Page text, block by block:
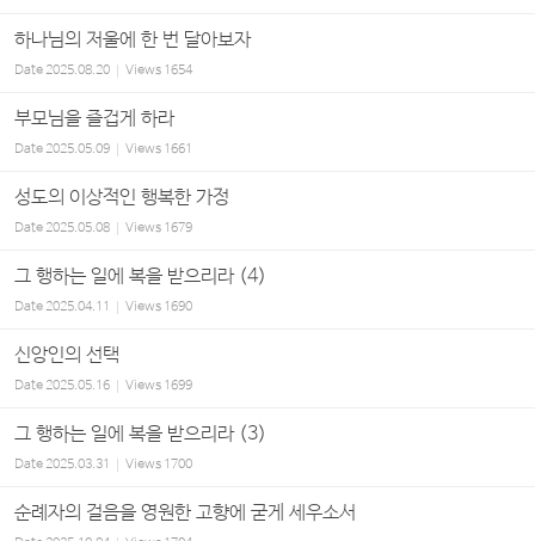
하나님의 저울에 한 번 달아보자
Date2025.08.20 Views 1654
부모님을 즐겁게 하라
Date2025.05.09 Views 1661
성도의 이상적인 행복한 가정
Date2025.05.08 Views 1679
그 행하는 일에 복을 받으리라 (4)
Date2025.04.11 Views 1690
신앙인의 선택
Date2025.05.16 Views 1699
그 행하는 일에 복을 받으리라 (3)
Date2025.03.31 Views 1700
순례자의 걸음을 영원한 고향에 굳게 세우소서